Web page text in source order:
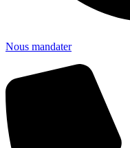
Nous mandater